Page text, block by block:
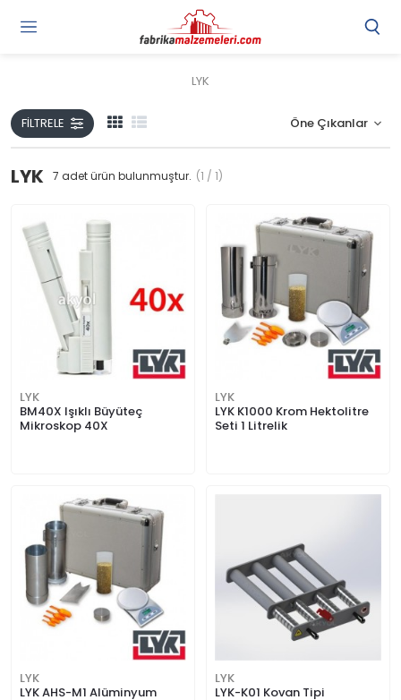
LYK
FILTRELE
LYK 7 adet ürün bulunmuştur. (1 / 1)
LYK
BM40X Işıklı Büyüteç
Mikroskop 40X
LYK
LYK K1000 Krom Hektolitre
Seti 1 Litrelik
LYK
LYK AHS-M1 Alüminyum
LYK
LYK-K01 Kovan Tipi